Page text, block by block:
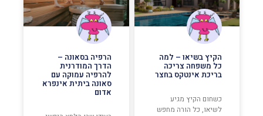
הקיץ בשיאו – למה
כל משפחה צריכה
בריכת אינטקס בחצר
כשחום הקיץ מגיע
לשיאו, כל הורה מחפש
הרפיה בסאונה –
הדרך המודרנית
להרפיה עמוקה עם
סאונה ביתית אינפרא
אדום